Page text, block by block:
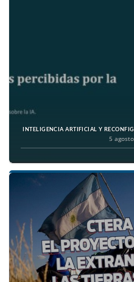
INTELIGENCIA ARTIFICIAL Y
5